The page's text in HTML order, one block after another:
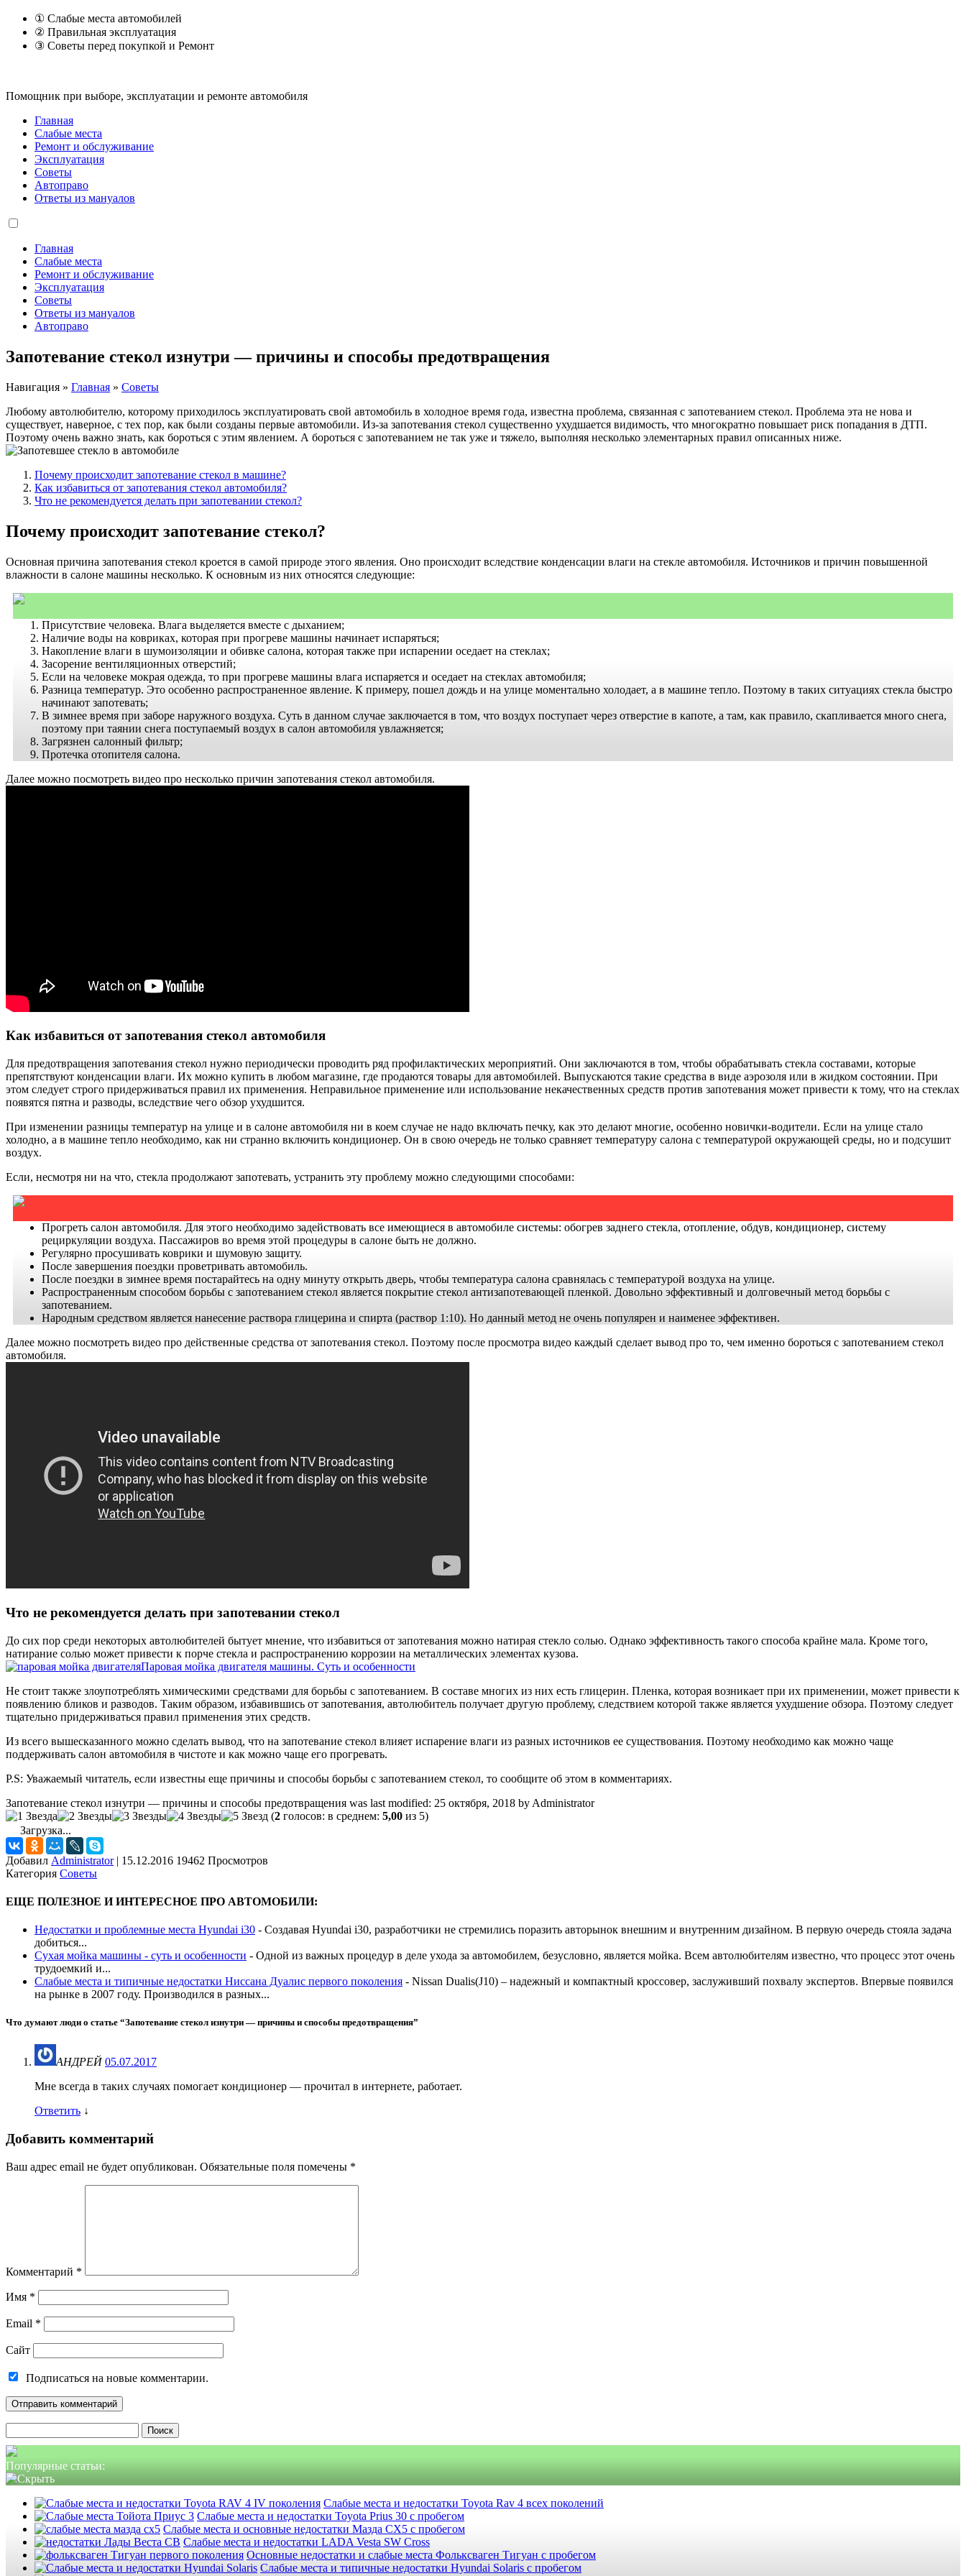
① Слабые места автомобилей
② Правильная эксплуатация
③ Советы перед покупкой и Ремонт
Помощник при выборе, эксплуатации и ремонте автомобиля
Главная
Слабые места
Ремонт и обслуживание
Эксплуатация
Советы
Автоправо
Ответы из мануалов
Главная
Слабые места
Ремонт и обслуживание
Эксплуатация
Советы
Ответы из мануалов
Автоправо
Запотевание стекол изнутри — причины и способы предотвращения
Навигация » Главная » Советы
Любому автолюбителю, которому приходилось эксплуатировать свой автомобиль в холодное время года, известна проблема, связанная с запотеванием стекол. Проблема эта не нова и
существует, наверное, с тех пор, как были созданы первые автомобили. Из-за запотевания стекол существенно ухудшается видимость, что многократно повышает риск попадания в ДТП.
Поэтому очень важно знать, как бороться с этим явлением. А бороться с запотеванием не так уже и тяжело, выполняя несколько элементарных правил описанных ниже.
Почему происходит запотевание стекол в машине?
Как избавиться от запотевания стекол автомобиля?
Что не рекомендуется делать при запотевании стекол?
Почему происходит запотевание стекол?
Основная причина запотевания стекол кроется в самой природе этого явления. Оно происходит вследствие конденсации влаги на стекле автомобиля. Источников и причин повышенной
влажности в салоне машины несколько. К основным из них относятся следующие:
Присутствие человека. Влага выделяется вместе с дыханием;
Наличие воды на ковриках, которая при прогреве машины начинает испаряться;
Накопление влаги в шумоизоляции и обивке салона, которая также при испарении оседает на стеклах;
Засорение вентиляционных отверстий;
Если на человеке мокрая одежда, то при прогреве машины влага испаряется и оседает на стеклах автомобиля;
Разница температур. Это особенно распространенное явление. К примеру, пошел дождь и на улице моментально холодает, а в машине тепло. Поэтому в таких ситуациях стекла быстро
начинают запотевать;
В зимнее время при заборе наружного воздуха. Суть в данном случае заключается в том, что воздух поступает через отверстие в капоте, а там, как правило, скапливается много снега,
поэтому при таянии снега поступаемый воздух в салон автомобиля увлажняется;
Загрязнен салонный фильтр;
Протечка отопителя салона.
Далее можно посмотреть видео про несколько причин запотевания стекол автомобиля.
Как избавиться от запотевания стекол автомобиля
Для предотвращения запотевания стекол нужно периодически проводить ряд профилактических мероприятий. Они заключаются в том, чтобы обрабатывать стекла составами, которые
препятствуют конденсации влаги. Их можно купить в любом магазине, где продаются товары для автомобилей. Выпускаются такие средства в виде аэрозоля или в жидком состоянии. При
этом следует строго придерживаться правил их применения. Неправильное применение или использование некачественных средств против запотевания может привести к тому, что на стеклах
появятся пятна и разводы, вследствие чего обзор ухудшится.
При изменении разницы температур на улице и в салоне автомобиля ни в коем случае не надо включать печку, как это делают многие, особенно новички-водители. Если на улице стало
холодно, а в машине тепло необходимо, как ни странно включить кондиционер. Он в свою очередь не только сравняет температуру салона с температурой окружающей среды, но и подсушит
воздух.
Если, несмотря ни на что, стекла продолжают запотевать, устранить эту проблему можно следующими способами:
Прогреть салон автомобиля. Для этого необходимо задействовать все имеющиеся в автомобиле системы: обогрев заднего стекла, отопление, обдув, кондиционер, систему
рециркуляции воздуха. Пассажиров во время этой процедуры в салоне быть не должно.
Регулярно просушивать коврики и шумовую защиту.
После завершения поездки проветривать автомобиль.
После поездки в зимнее время постарайтесь на одну минуту открыть дверь, чтобы температура салона сравнялась с температурой воздуха на улице.
Распространенным способом борьбы с запотеванием стекол является покрытие стекол антизапотевающей пленкой. Довольно эффективный и долговечный метод борьбы с
запотеванием.
Народным средством является нанесение раствора глицерина и спирта (раствор 1:10). Но данный метод не очень популярен и наименее эффективен.
Далее можно посмотреть видео про действенные средства от запотевания стекол. Поэтому после просмотра видео каждый сделает вывод про то, чем именно бороться с запотеванием стекол
автомобиля.
Что не рекомендуется делать при запотевании стекол
До сих пор среди некоторых автолюбителей бытует мнение, что избавиться от запотевания можно натирая стекло солью. Однако эффективность такого способа крайне мала. Кроме того,
натирание солью может привести к порче стекла и распространению коррозии на металлических элементах кузова.
Паровая мойка двигателя машины. Суть и особенности
Не стоит также злоупотреблять химическими средствами для борьбы с запотеванием. В составе многих из них есть глицерин. Пленка, которая возникает при их применении, может привести к
появлению бликов и разводов. Таким образом, избавившись от запотевания, автолюбитель получает другую проблему, следствием которой также является ухудшение обзора. Поэтому следует
тщательно придерживаться правил применения этих средств.
Из всего вышесказанного можно сделать вывод, что на запотевание стекол влияет испарение влаги из разных источников ее существования. Поэтому необходимо как можно чаще
поддерживать салон автомобиля в чистоте и как можно чаще его прогревать.
P.S: Уважаемый читатель, если известны еще причины и способы борьбы с запотеванием стекол, то сообщите об этом в комментариях.
Запотевание стекол изнутри — причины и способы предотвращения was last modified: 25 октября, 2018 by Administrator
(2 голосов: в среднем: 5,00 из 5)
Загрузка...
Добавил Administrator | 15.12.2016 19462 Просмотров
Категория Советы
ЕЩЕ ПОЛЕЗНОЕ И ИНТЕРЕСНОЕ ПРО АВТОМОБИЛИ:
Недостатки и проблемные места Hyundai i30 - Создавая Hyundai i30, разработчики не стремились поразить авторынок внешним и внутренним дизайном. В первую очередь стояла задача
добиться...
Сухая мойка машины - суть и особенности - Одной из важных процедур в деле ухода за автомобилем, безусловно, является мойка. Всем автолюбителям известно, что процесс этот очень
трудоемкий и...
Слабые места и типичные недостатки Ниссана Дуалис первого поколения - Nissan Dualis(J10) – надежный и компактный кроссовер, заслуживший похвалу экспертов. Впервые появился
на рынке в 2007 году. Производился в разных...
Что думают люди о статье “Запотевание стекол изнутри — причины и способы предотвращения”
АНДРЕЙ05.07.2017
Мне всегда в таких случаях помогает кондиционер — прочитал в интернете, работает.
Ответить ↓
Добавить комментарий
Ваш адрес email не будет опубликован. Обязательные поля помечены *
Комментарий *
Имя *
Email *
Сайт
Подписаться на новые комментарии.
Популярные статьи:
Слабые места и недостатки Toyota Rav 4 всех поколений
Слабые места и недостатки Toyota Prius 30 с пробегом
Слабые места и основные недостатки Мазда СХ5 с пробегом
Слабые места и недостатки LADA Vesta SW Cross
Основные недостатки и слабые места Фольксваген Тигуан с пробегом
Слабые места и типичные недостатки Hyundai Solaris с пробегом